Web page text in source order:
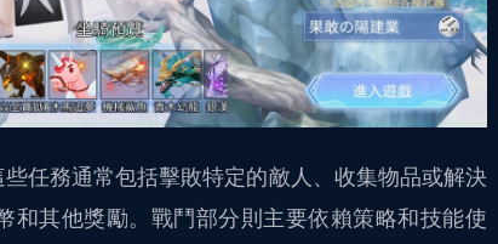
任務通常包括擊敗特定的敵人、收集物品或解決
和其他獎勵。戰鬥部分則主要依賴策略和技能使